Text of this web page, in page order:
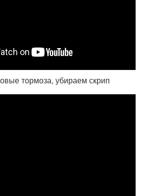
тормоза, убираем скрип